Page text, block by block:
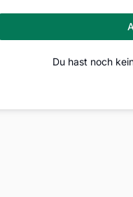
Du hast noch